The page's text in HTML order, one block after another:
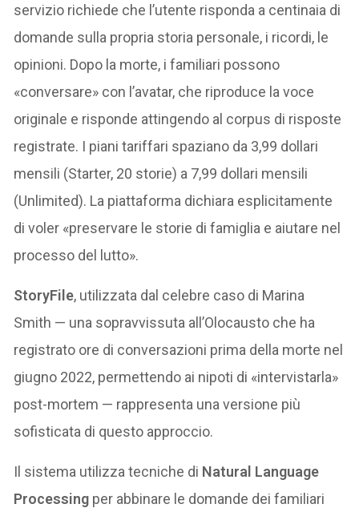
servizio richiede che l’utente risponda a centinaia di
domande sulla propria storia personale, i ricordi, le
opinioni. Dopo la morte, i familiari possono
«conversare» con l’avatar, che riproduce la voce
originale e risponde attingendo al corpus di risposte
registrate. I piani tariffari spaziano da 3,99 dollari
mensili (Starter, 20 storie) a 7,99 dollari mensili
(Unlimited). La piattaforma dichiara esplicitamente
di voler «preservare le storie di famiglia e aiutare nel
processo del lutto».
StoryFile, utilizzata dal celebre caso di Marina
Smith — una sopravvissuta all’Olocausto che ha
registrato ore di conversazioni prima della morte nel
giugno 2022, permettendo ai nipoti di «intervistarla»
post-mortem — rappresenta una versione più
sofisticata di questo approccio.
Il sistema utilizza tecniche di Natural Language
Processing per abbinare le domande dei familiari